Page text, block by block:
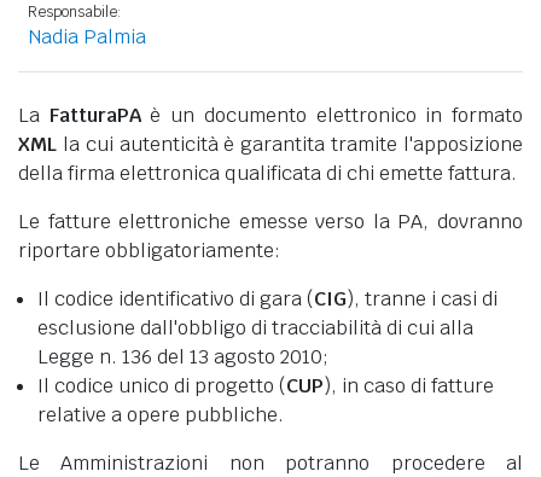
Responsabile:
Nadia Palmia
La FatturaPAè un documento elettronico in formato
XML la cui autenticità è garantita tramite l'apposizione
della firma elettronica qualificata di chi emette fattura.
Le fatture elettroniche emesse verso la PA, dovranno
riportare obbligatoriamente:
Il codice identificativo di gara (CIG), tranne i casi di
esclusione dall'obbligo di tracciabilità di cui alla
Legge n. 136 del 13 agosto 2010;
Il codice unico di progetto (CUP), in caso di fatture
relative a opere pubbliche.
Le Amministrazioni non potranno procedere al